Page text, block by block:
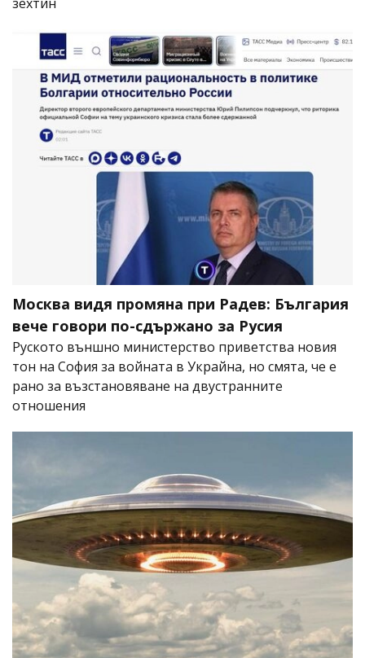
Москва видя промяна при Радев: България
вече говори по-сдържано за Русия
Руското външно министерство приветства новия
тон на София за войната в Украйна, но смята, че е
рано за възстановяване на двустранните
отношения